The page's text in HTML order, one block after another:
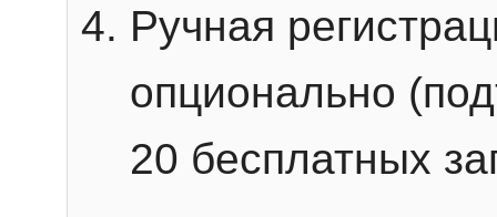
Ручная
опционально
20 бесплатных